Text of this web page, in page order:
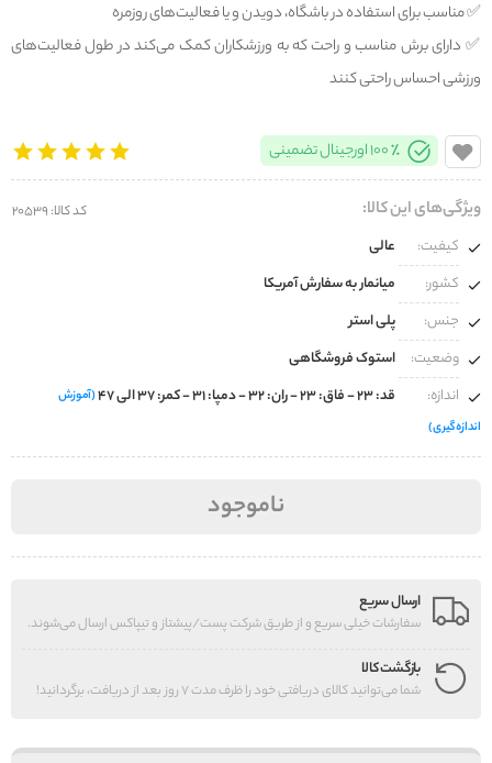
✅️ مناسب برای استفاده در باشگاه، دویدن و یا فعالیت‌های روزمره
✅️ دارای برش‌ مناسب و راحت که به ورزشکاران کمک می‌کند در طول فعالیت‌های
ورزشی احساس راحتی کنند
100% اورجینال تضمینی
ویژگی‌های این کالا: کد کالا: 20539
کیفیت:
عالی
کشور:
میانمار به سفارش آمریکا
جنس:
پلی استر
وضعیت:
استوک فروشگاهی
اندازه:
قد: 23 - فاق: 23 - ران: 32 - دمپا: 31 - کمر: 37 الی 47
(آموزش
اندازه‌گیری)
ناموجود
ارسال سریع
سفارشات خیلی سریع و از طریق شرکت پست/پیشتاز و تیپاکس ارسال می‌شوند.
بازگشت کالا
شما می‌توانید کالای دریافتی خود را ظرف مدت 7 روز بعد از دریافت، برگردانید!